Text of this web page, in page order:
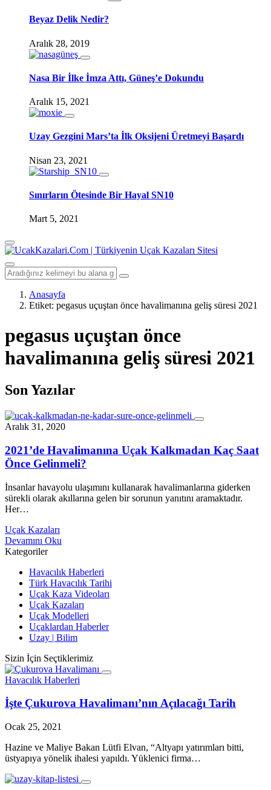
Beyaz Delik Nedir?
Aralık 28, 2019
Nasa Bir İlke İmza Attı, Güneş’e Dokundu
Aralık 15, 2021
Uzay Gezgini Mars’ta İlk Oksijeni Üretmeyi Başardı
Nisan 23, 2021
Sınırların Ötesinde Bir Hayal SN10
Mart 5, 2021
Anasayfa
Etiket: pegasus uçuştan önce havalimanına geliş süresi 2021
pegasus uçuştan önce
havalimanına geliş süresi 2021
Son Yazılar
Aralık 31, 2020
2021’de Havalimanına Uçak Kalkmadan Kaç Saat
Önce Gelinmeli?
İnsanlar havayolu ulaşımını kullanarak havalimanlarına giderken
sürekli olarak akıllarına gelen bir sorunun yanıtını aramaktadır.
Her…
Uçak Kazaları
Devamını Oku
Kategoriler
Havacılık Haberleri
Türk Havacılık Tarihi
Uçak Kaza Videoları
Uçak Kazaları
Uçak Modelleri
Uçaklardan Haberler
Uzay | Bilim
Sizin İçin Seçtiklerimiz
Havacılık Haberleri
İşte Çukurova Havalimanı’nın Açılacağı Tarih
Ocak 25, 2021
Hazine ve Maliye Bakan Lütfi Elvan, “Altyapı yatırımları bitti,
üstyapıya yönelik ihalesi yapıldı. Yüklenici firma…